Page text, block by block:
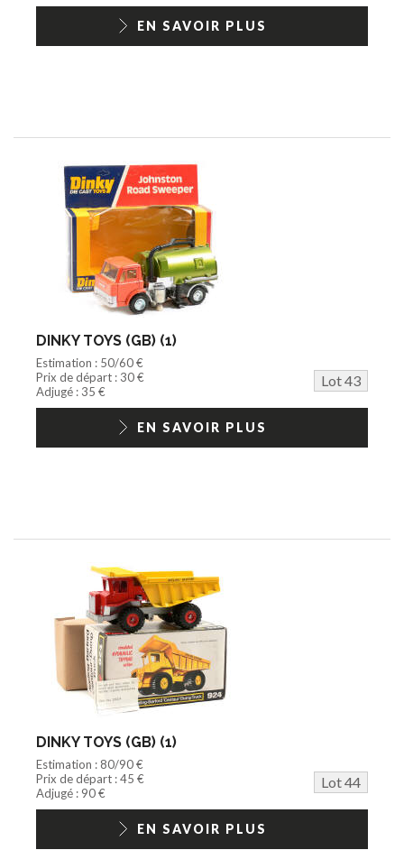
EN SAVOIR PLUS
DINKY TOYS (GB) (1)
Estimation : 50/60 €
Prix de départ : 30 €
Lot 43
Adjugé : 35 €
EN SAVOIR PLUS
DINKY TOYS (GB) (1)
Estimation : 80/90 €
Prix de départ : 45 €
Lot 44
Adjugé : 90 €
EN SAVOIR PLUS